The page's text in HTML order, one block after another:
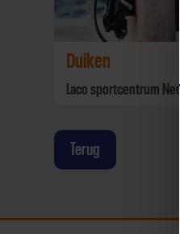
Duiken
Laco sportcentrum
Terug